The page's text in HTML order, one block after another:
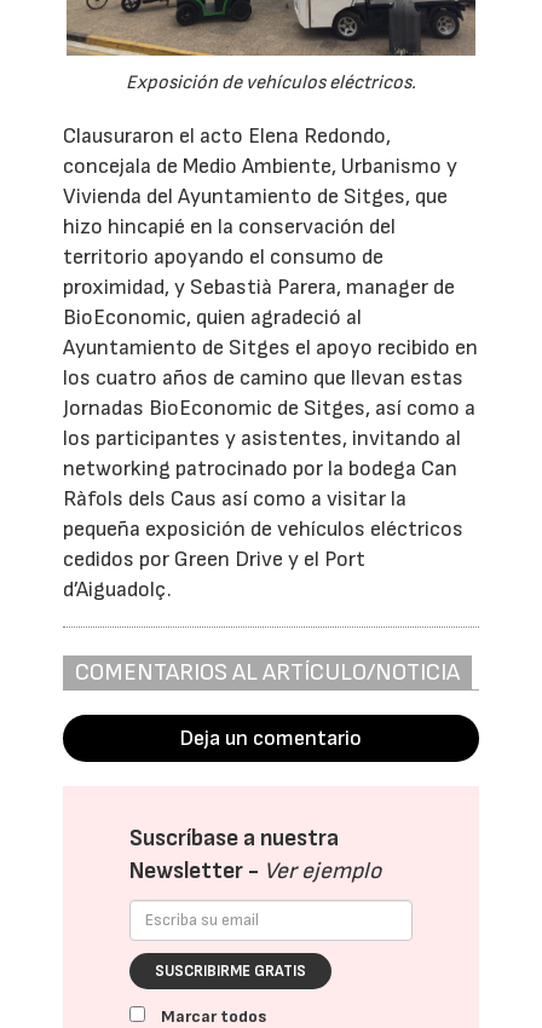
Exposición de vehículos eléctricos.
Clausuraron el acto Elena Redondo,
concejala de Medio Ambiente, Urbanismo y
Vivienda del Ayuntamiento de Sitges, que
hizo hincapié en la conservación del
territorio apoyando el consumo de
proximidad, y Sebastià Parera, manager de
BioEconomic, quien agradeció al
Ayuntamiento de Sitges el apoyo recibido en
los cuatro años de camino que llevan estas
Jornadas BioEconomic de Sitges, así como a
los participantes y asistentes, invitando al
networking patrocinado por la bodega Can
Ràfols dels Caus así como a visitar la
pequeña exposición de vehículos eléctricos
cedidos por Green Drive y el Port
d’Aiguadolç.
COMENTARIOS AL ARTÍCULO/NOTICIA
Deja un comentario
Suscríbase a nuestra
Newsletter - Ver ejemplo
SUSCRIBIRME GRATIS
Marcar todos